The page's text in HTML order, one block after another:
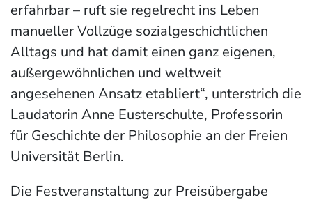
erfahrbar – ruft sie regelrecht ins Leben
manueller Vollzüge sozialgeschichtlichen
Alltags und hat damit einen ganz eigenen,
außergewöhnlichen und weltweit
angesehenen Ansatz etabliert“, unterstrich die
Laudatorin Anne Eusterschulte, Professorin
für Geschichte der Philosophie an der Freien
Universität Berlin.
Die Festveranstaltung zur Preisübergabe